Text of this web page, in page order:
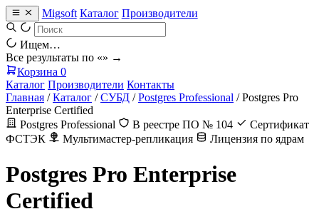
Migsoft Каталог Производители
Ищем…
Все результаты по «» →
Корзина 0
Каталог Производители Контакты
Главная / Каталог / СУБД / Postgres Professional / Postgres Pro
Enterprise Certified
Postgres Professional
В реестре ПО № 104
Сертификат
ФСТЭК
Мультимастер-репликация Лицензия по ядрам
Postgres Pro Enterprise
Certified